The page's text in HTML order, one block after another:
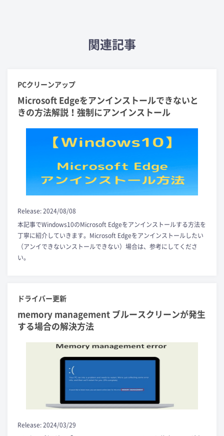
関連記事
PCクリーンアップ
Microsoft Edgeをアンインストールできないと
きの方法解説！強制にアンインストール
Release: 2024/08/08
本記事でWindows10のMicrosoft Edgeをアンインストールする方法を
丁寧に紹介していきます。Microsoft Edgeをアンインストールしたい
（アンイできないンストールできない）場合は、参考にしてくださ
い。
ドライバー更新
memory management ブルースクリーンが発生
する場合の解決方法
Release: 2024/03/29